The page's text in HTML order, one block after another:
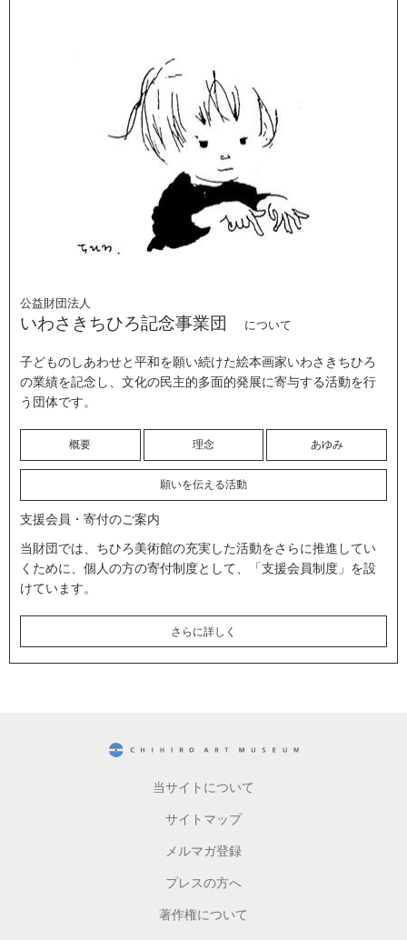
公益財団法人
いわさきちひろ記念事業団 について
子どものしあわせと平和を願い続けた絵本画家いわさきちひろ
の業績を記念し、文化の民主的多面的発展に寄与する活動を行
う団体です。
概要 理念 あゆみ
願いを伝える活動
支援会員・寄付のご案内
当財団では、ちひろ美術館の充実した活動をさらに推進してい
くために、個人の方の寄付制度として、「支援会員制度」を設
けています。
さらに詳しく
当サイトについて
サイトマップ
メルマガ登録
プレスの方へ
著作権について